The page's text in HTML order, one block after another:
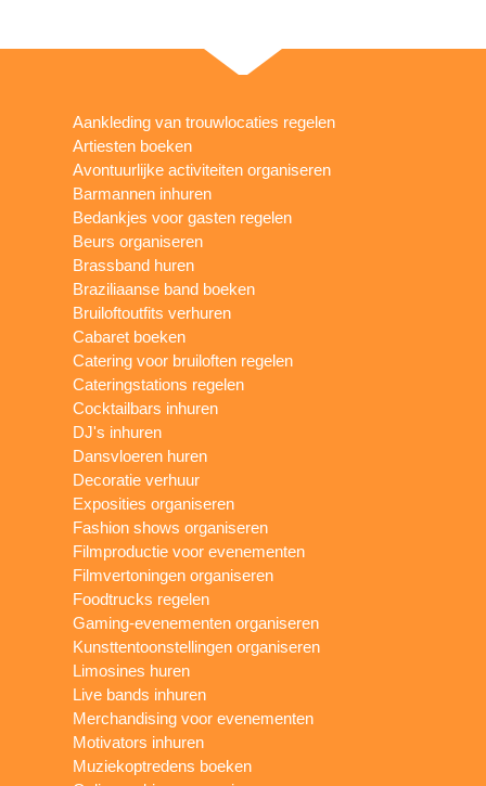
Aankleding van trouwlocaties regelen
Artiesten boeken
Avontuurlijke activiteiten organiseren
Barmannen inhuren
Bedankjes voor gasten regelen
Beurs organiseren
Brassband huren
Braziliaanse band boeken
Bruiloftoutfits verhuren
Cabaret boeken
Catering voor bruiloften regelen
Cateringstations regelen
Cocktailbars inhuren
DJ's inhuren
Dansvloeren huren
Decoratie verhuur
Exposities organiseren
Fashion shows organiseren
Filmproductie voor evenementen
Filmvertoningen organiseren
Foodtrucks regelen
Gaming-evenementen organiseren
Kunsttentoonstellingen organiseren
Limosines huren
Live bands inhuren
Merchandising voor evenementen
Motivators inhuren
Muziekoptredens boeken